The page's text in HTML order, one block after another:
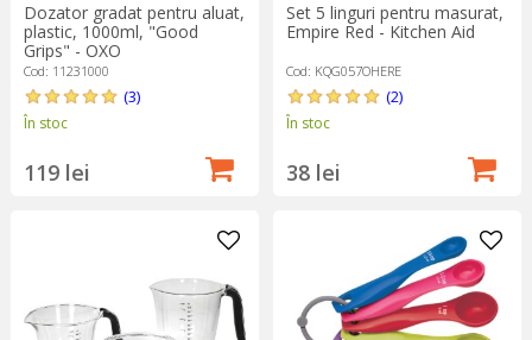
Dozator gradat pentru aluat,
plastic, 1000ml, "Good
Grips" - OXO
Cod: 11231000
(3)
În stoc
119 lei
Set 5 linguri pentru masurat,
Empire Red - Kitchen Aid
Cod: KQG057OHERE
(2)
În stoc
38 lei